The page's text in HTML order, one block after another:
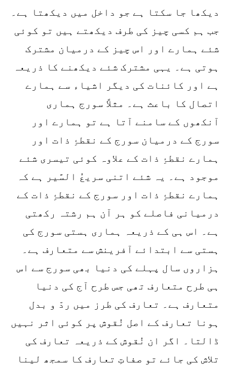
دیکھا جا سکتا ہے جو داخل میں دیکھتا ہے۔
جب ہم کسی چیز کی طرف دیکھتے ہیں تو کوئی
شئے ہمارے اور اس چیز کے درمیان مشترک
ہوتی ہے۔ یہی مشترک شئے دیکھنے کا ذریعہ
ہے اور کائنات کی دیگر اشیاء سے ہمارے
اتصال کا باعث ہے۔ مثلاً سورج ہماری
آنکھوں کے سامنے آتا ہے تو ہمارے اور
سورج کے درمیان سورج کے نقطۂِ ذات اور
ہمارے نقطۂِ ذات کے علاوہ کوئی تیسری شئے
موجود ہے۔ یہ شئے اتنی سریعُ السَّیر ہے کہ
ہمارے نقطۂِ ذات اور سورج کے نقطۂِ ذات کے
درمیانی فاصلے کو ہر آن ہم رشتہ رکھتی
ہے۔ اس ہی کے ذریعہ ہماری ہستی سورج کی
ہستی سے ابتدائے آفرینش سے متعارف ہے۔
ہزاروں سال پہلے کی دنیا بھی سورج سے اس
ہی طرح متعارف تھی جس طرح آج کی دنیا
متعارف ہے۔ تعارف کی طرز میں ردّ و بدل
ہونا تعارف کے اصل نُقوش پر کوئی اثر نہیں
ڈالتا۔ اگر ان نُقوش کے ذریعہ تعارف کی
تلاش کی جائے تو صفاتِ تعارف کا سمجھ لینا